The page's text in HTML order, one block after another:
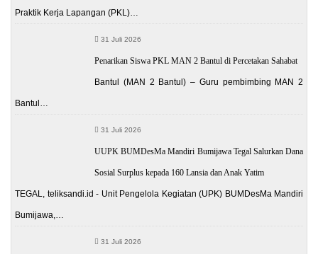
Praktik Kerja Lapangan (PKL)…
31 Juli 2026
Penarikan Siswa PKL MAN 2 Bantul di Percetakan Sahabat
Bantul (MAN 2 Bantul) – Guru pembimbing MAN 2
Bantul…
31 Juli 2026
UUPK BUMDesMa Mandiri Bumijawa Tegal Salurkan Dana
Sosial Surplus kepada 160 Lansia dan Anak Yatim
TEGAL, teliksandi.id - Unit Pengelola Kegiatan (UPK) BUMDesMa Mandiri
Bumijawa,…
31 Juli 2026